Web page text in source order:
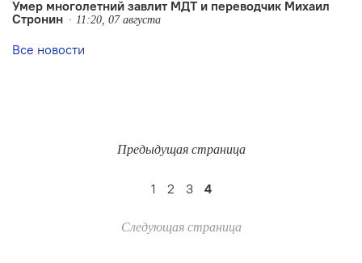
Умер многолетний завлит МДТ и переводчик Михаил
Стронин
11:20, 07 августа
Все новости
Предыдущая страница
1 2 3 4
Следующая страница